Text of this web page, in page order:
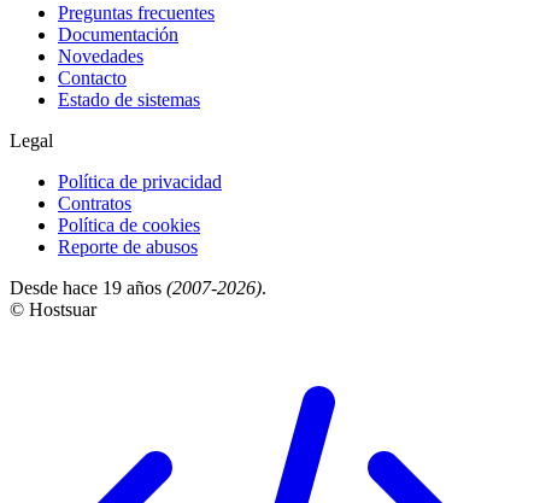
Preguntas frecuentes
Documentación
Novedades
Contacto
Estado de sistemas
Legal
Política de privacidad
Contratos
Política de cookies
Reporte de abusos
Desde hace 19 años (2007-2026).
© Hostsuar